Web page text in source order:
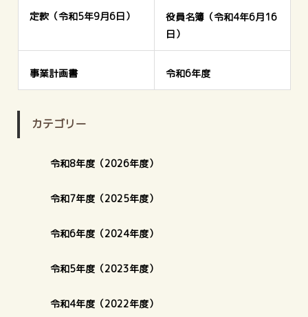
定款（令和5年9月6日）
役員名簿（令和4年6月16
日）
事業計画書 令和6年度
カテゴリー
令和8年度（2026年度）
令和7年度（2025年度）
令和6年度（2024年度）
令和5年度（2023年度）
令和4年度（2022年度）